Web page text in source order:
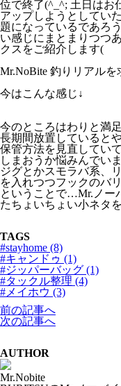
位で終了(^_^; 土日はお
アップしようとしてい
題になっているであろ
い感じにまとまりつつ
クスをご紹介します(
Mr.NoBite 釣りリアルを
今はこんな感じ↓
今のところはわりと満
長期間放置していると
保管方法を見直してい
しまおうか悩みんでいま
ジグとかスモラバ系、
を入れつつフックのバ
ということで…Mr.ノー
たちょいちょい小ネタ
TAGS
#stayhome (8)
#キャンドゥ (1)
#ジッパーバッグ (1)
#タックル整理 (4)
#メイホウ (3)
前の記事へ
次の記事へ
AUTHOR
Mr.Nobite